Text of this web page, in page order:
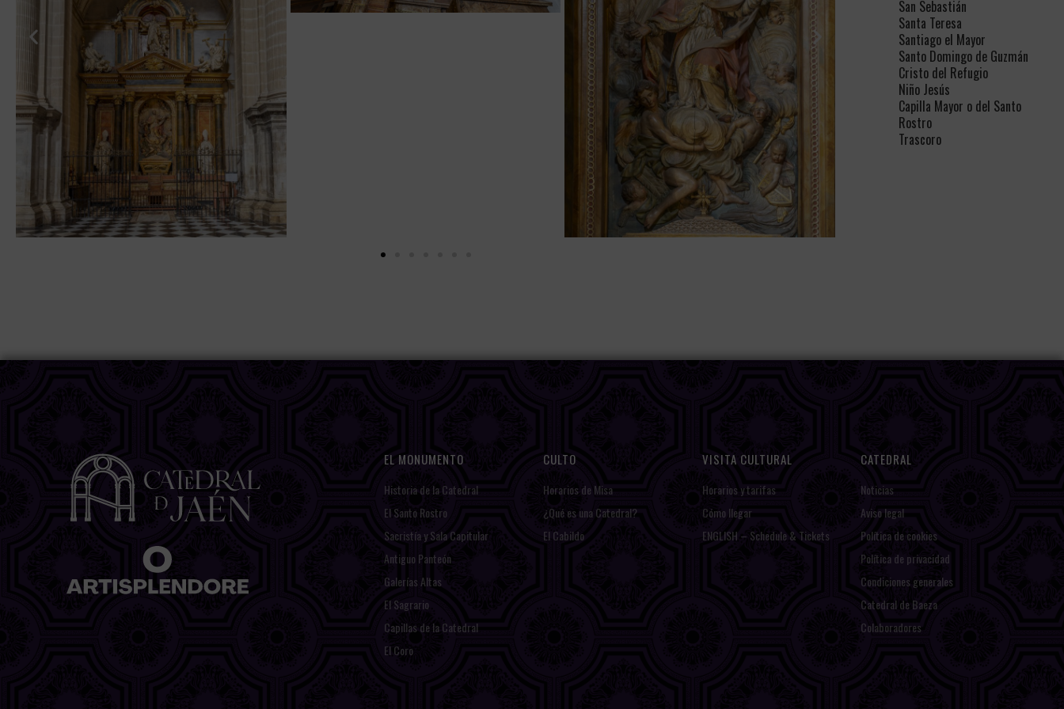
San Sebastián
Santa Teresa
Santiago el Mayor
Santo Domingo de Guzmán
Cristo del Refugio
Niño Jesús
Capilla Mayor o del Santo
Rostro
Trascoro
EL MONUMENTO
Historia de la Catedral
El Santo Rostro
Sacristía y Sala Capitular
Antiguo Panteón
Galerías Altas
El Sagrario
Capillas de la Catedral
El Coro
CULTO
Horarios de Misa
¿Qué es una Catedral?
El Cabildo
VISITA CULTURAL
Horarios y tarifas
Cómo llegar
ENGLISH – Schedule & Tickets
CATEDRAL
Noticias
Aviso legal
Política de cookies
Política de privacidad
Condiciones generales
Catedral de Baeza
Colaboradores